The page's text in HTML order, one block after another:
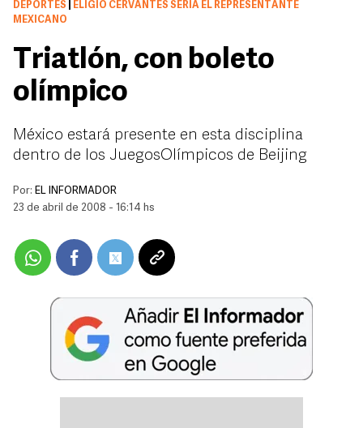
DEPORTES
ELIGIO CERVANTES SERÍA EL REPRESENTANTE
MEXICANO
Triatlón, con boleto
olímpico
México estará presente en esta disciplina
dentro de los JuegosOlímpicos de Beijing
Por: EL INFORMADOR
23 de abril de 2008 - 16:14 hs